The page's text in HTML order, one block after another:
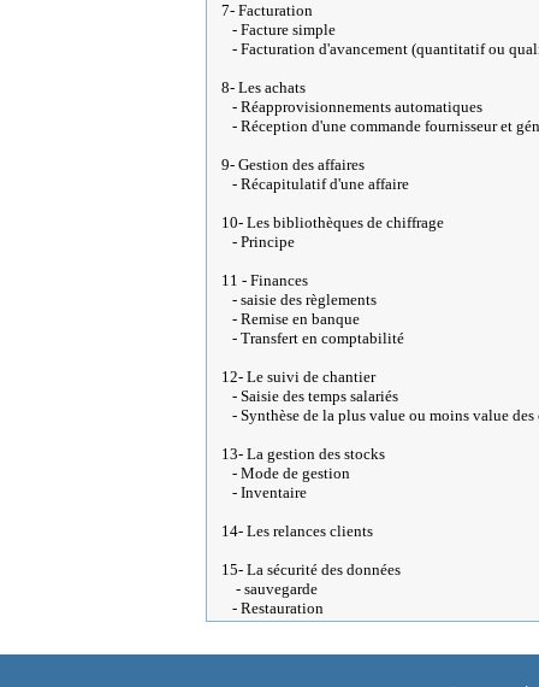
7- Facturation
- Facture simple
- Facturation d'avancement (quantitatif ou
8- Les achats
- Réapprovisionnements automatiques
- Réception d'une commande fournisseur et
9- Gestion des affaires
- Récapitulatif d'une affaire
10- Les bibliothèques de chiffrage
- Principe
11 - Finances
- saisie des règlements
- Remise en banque
- Transfert en comptabilité
12- Le suivi de chantier
- Saisie des temps salariés
- Synthèse de la plus value ou moins value des
13- La gestion des stocks
- Mode de gestion
- Inventaire
14- Les relances clients
15- La sécurité des données
- sauvegarde
- Restauration